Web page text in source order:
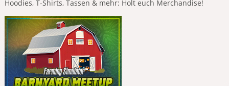
Hoodies, T-Shirts, Tassen & mehr: Holt euch Merchandise!